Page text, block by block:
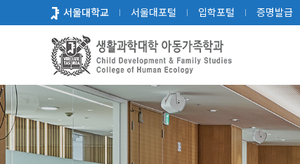
로
뉴
서울대학교 서울대포털 입학포털 증명발급